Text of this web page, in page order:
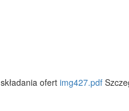
ofert img427.pdf